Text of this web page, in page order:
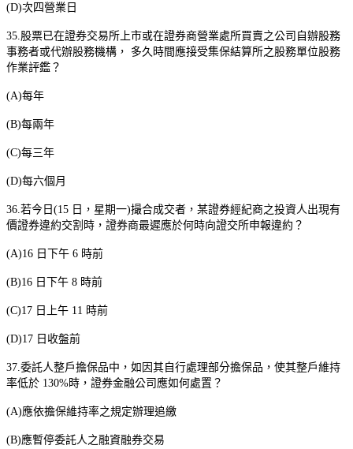
(D)次四營業日
35. 股票已在證券交易所上市或在證券商營業處所買賣之公司自辦股務
事務者或代辦股務機構，
多久時間應接受集保結算所之股務單位股務
作業評鑑？
(A)每年
(B)每兩年
(C)每三年
(D)每六個月
36. 若今日 (15 日，星期一)撮合成交者，某證券經紀商之投資人出現有
價證券違約交割時，證券商最遲應於何時向證交所申報違約？
(A)16 日下午 6 時前
(B)16 日下午 8 時前
(C)17 日上午 11 時前
(D)17 日收盤前
37. 委託人整戶擔保品中，如因其自行處理部分擔保品，使其整戶維持
率低於 130%時，證券金融公司應如何處置？
(A)應依擔保維持率之規定辦理追繳
(B)應暫停委託人之融資融券交易